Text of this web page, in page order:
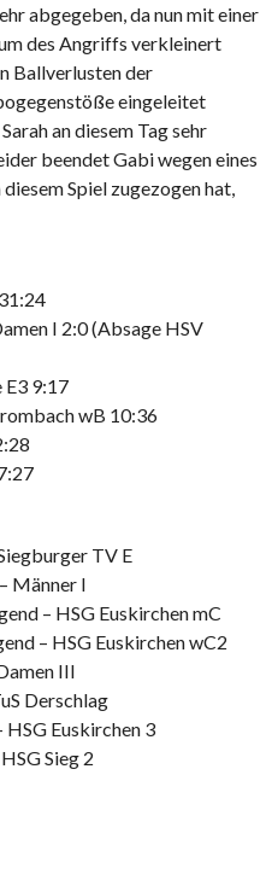
abgegeben, da nun mit einer
des Angriffs verkleinert
Ballverlusten der
eingeleitet
an diesem Tag sehr
beendet Gabi wegen eines
Spiel zugezogen hat,
I 2:0 (Absage HSV
E3 9:17
wB 10:36
TV E
Männer I
– HSG Euskirchen mC
– HSG Euskirchen wC2
III
Derschlag
HSG Euskirchen 3
Sieg 2